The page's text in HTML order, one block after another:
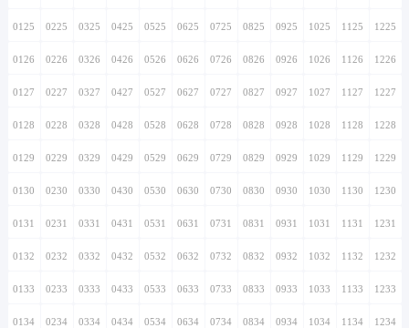
0125 0225 0325 0425 0525 0625 0725 0825 0925 1025 1125 1225
0126 0226 0326 0426 0526 0626 0726 0826 0926 1026 1126 1226
0127 0227 0327 0427 0527 0627 0727 0827 0927 1027 1127 1227
0128 0228 0328 0428 0528 0628 0728 0828 0928 1028 1128 1228
0129 0229 0329 0429 0529 0629 0729 0829 0929 1029 1129 1229
0130 0230 0330 0430 0530 0630 0730 0830 0930 1030 1130 1230
0131 0231 0331 0431 0531 0631 0731 0831 0931 1031 1131 1231
0132 0232 0332 0432 0532 0632 0732 0832 0932 1032 1132 1232
0133 0233 0333 0433 0533 0633 0733 0833 0933 1033 1133 1233
0134 0234 0334 0434 0534 0634 0734 0834 0934 1034 1134 1234